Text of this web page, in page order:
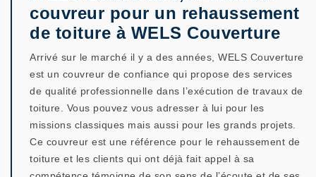
couvreur pour un rehaussement
de toiture à WELS Couverture
Arrivé sur le marché il y a des années, WELS Couverture
est un couvreur de confiance qui propose des services
de qualité professionnelle dans l’exécution de travaux de
toiture. Vous pouvez vous adresser à lui pour les
missions classiques mais aussi pour les grands projets.
Ce couvreur est une référence pour le rehaussement de
toiture et les clients qui ont déjà fait appel à sa